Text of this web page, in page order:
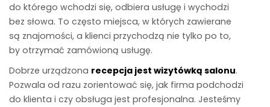
do którego wchodzi się, odbiera usługę i wychodzi
bez słowa. To często miejsca, w których zawierane
są znajomości, a klienci przychodzą nie tylko po to,
by otrzymać zamówioną usługę.
Dobrze urządzona recepcja jest wizytówką salonu.
Pozwala od razu zorientować się, jak firma podchodzi
do klienta i czy obsługa jest profesjonalna. Jesteśmy